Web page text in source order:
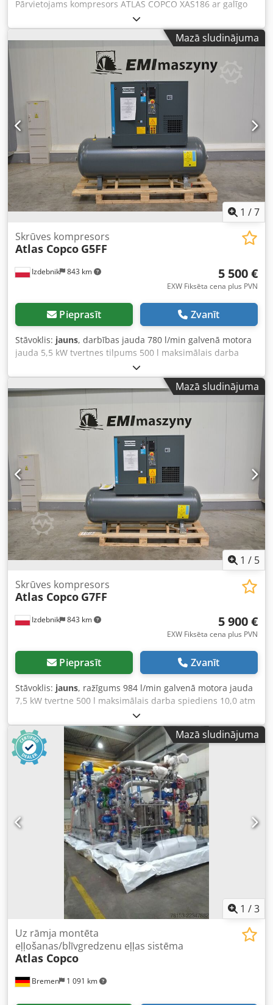
Pārvietojams kompresors ATLAS COPCO XAS186 ar galīgo
dzesētāju, pēc pilna servisa. Tehniskie dati: Jauda: 11,10
m3/min; Darba spiediens: 7 Bar; Ražošanas gads: 2014
DEUTZ dzinējs Chedpfsyfnwgsx Ap Eea Nobraukums:
Kompresors pilnībā darba kārtībā, gatavs darbam, ar
garantiju. Cena bez PVN: 79 500 PLN Cena ar PVN: 97 785
PLN Iekārta ievestā ideālā stāvoklī. Zemāk video saites.
Mazā sludinājuma
1 /7
Izdebnik 843 km
Skrūves kompresors
Atlas Copco G5FF
5 500 €
EXW Fiksēta cena plus PVN
Pieprasīt Zvanīt
Stāvoklis: jauns, darbības jauda 780 l/min galvenā motora
jauda 5,5 kW tvertnes tilpums 500 l maksimālais darba
spiediens 10,0 atm iebūvēts termiskais žāvētājs
elektroniski regulējami kompresora darbības parametri
atbilst CE standartiem Codpfx Aezpxv Top Esha ražošanas
Mazā sludinājuma
1 / 5
Izdebnik 843 km
Skrūves kompresors
Atlas Copco G7FF
5 900 €
EXW Fiksēta cena plus PVN
Pieprasīt Zvanīt
Stāvoklis: jauns, ražīgums 984 l/min galvenā motora jauda
7,5 kW tvertne 500 l maksimālais darba spiediens 10,0 atm
iebūvēts siltuma rekuperators elektroniski iestatāmi
kompresora darbības parametri skaņu izolēta kabīne (tikai
67 dB) atbilst CE standartiem Chedpfxozpxuvj Ap Eea
ražošanas gads 2025, JAUNS
Mazā sludinājuma
1 /3
Bremen 1 091 km
Uz rāmja montēta
eļļošanas/blīvgredzenu eļļas sistēma
Atlas Copco